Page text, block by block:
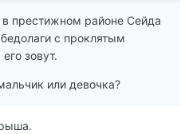
в престижном районе Сейда
с проклятым
зовут.
или девочка?